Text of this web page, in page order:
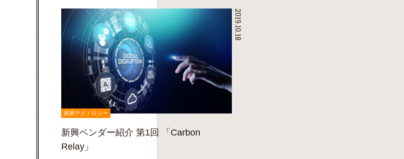
2019.10.18
新興テクノロジー
新興ベンダー紹介 第1回 「Carbon
Relay」